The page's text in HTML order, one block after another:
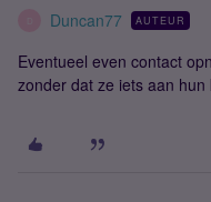
Duncan77 AUTEUR
Eventueel even contact
zonder dat ze iets aan hun